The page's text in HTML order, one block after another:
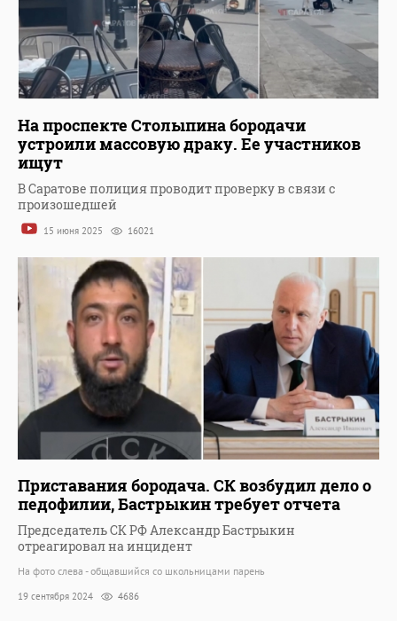
На проспекте Столыпина бородачи
устроили массовую драку. Ее участников
ищут
В Саратове полиция проводит проверку в связи с
произошедшей
15 июня 2025 16021
Приставания бородача. СК возбудил дело о
педофилии, Бастрыкин требует отчета
Председатель СК РФ Александр Бастрыкин
отреагировал на инцидент
На фото слева - общавшийся со школьницами парень
19 сентября 2024 4686